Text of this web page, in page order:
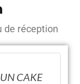
de réception
CAKE